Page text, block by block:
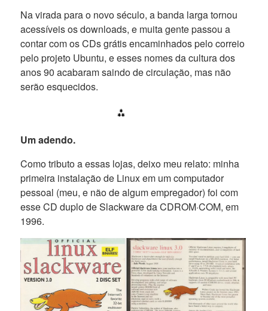
Na virada para o novo século, a banda larga tornou
acessíveis os downloads, e muita gente passou a
contar com os CDs grátis encaminhados pelo correio
pelo projeto Ubuntu, e esses nomes da cultura dos
anos 90 acabaram saindo de circulação, mas não
serão esquecidos.
Um adendo.
Como tributo a essas lojas, deixo meu relato: minha
primeira instalação de Linux em um computador
pessoal (meu, e não de algum empregador) foi com
esse CD duplo de Slackware da CDROM·COM, em
1996.